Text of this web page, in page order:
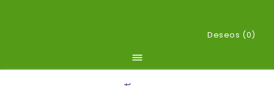
Deseos (0)
